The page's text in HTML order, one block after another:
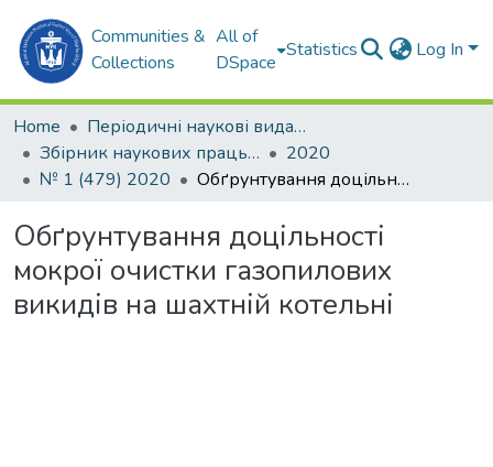
Communities &
Collections
All of
DSpace
Statistics Log In
Home
Періодичні наукові видання
Збірник наукових праць НУК
2020
№ 1 (479) 2020
Обґрунтування доцільності мокрої очистки газопилових викидів на шахтній котельні
Обґрунтування доцільності
мокрої очистки газопилових
викидів на шахтній котельні